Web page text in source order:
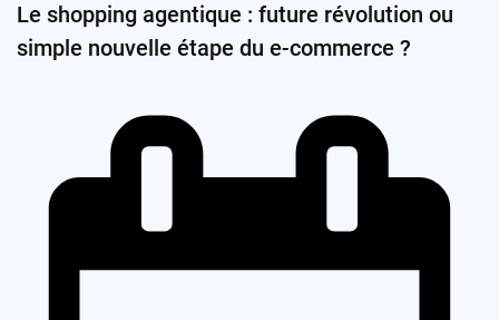
Le shopping agentique : future révolution ou
simple nouvelle étape du e-commerce ?